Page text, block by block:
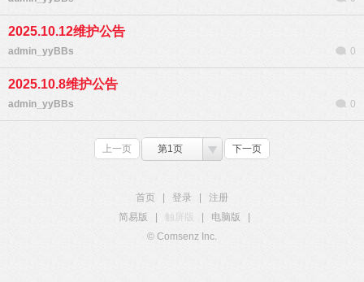
2025.10.12维护公告
admin_yyBBs 0
2025.10.8维护公告
admin_yyBBs 0
上一页 第1页 下一页
首页 登录
注册
简易版
触屏版 电脑版
© Comsenz Inc.